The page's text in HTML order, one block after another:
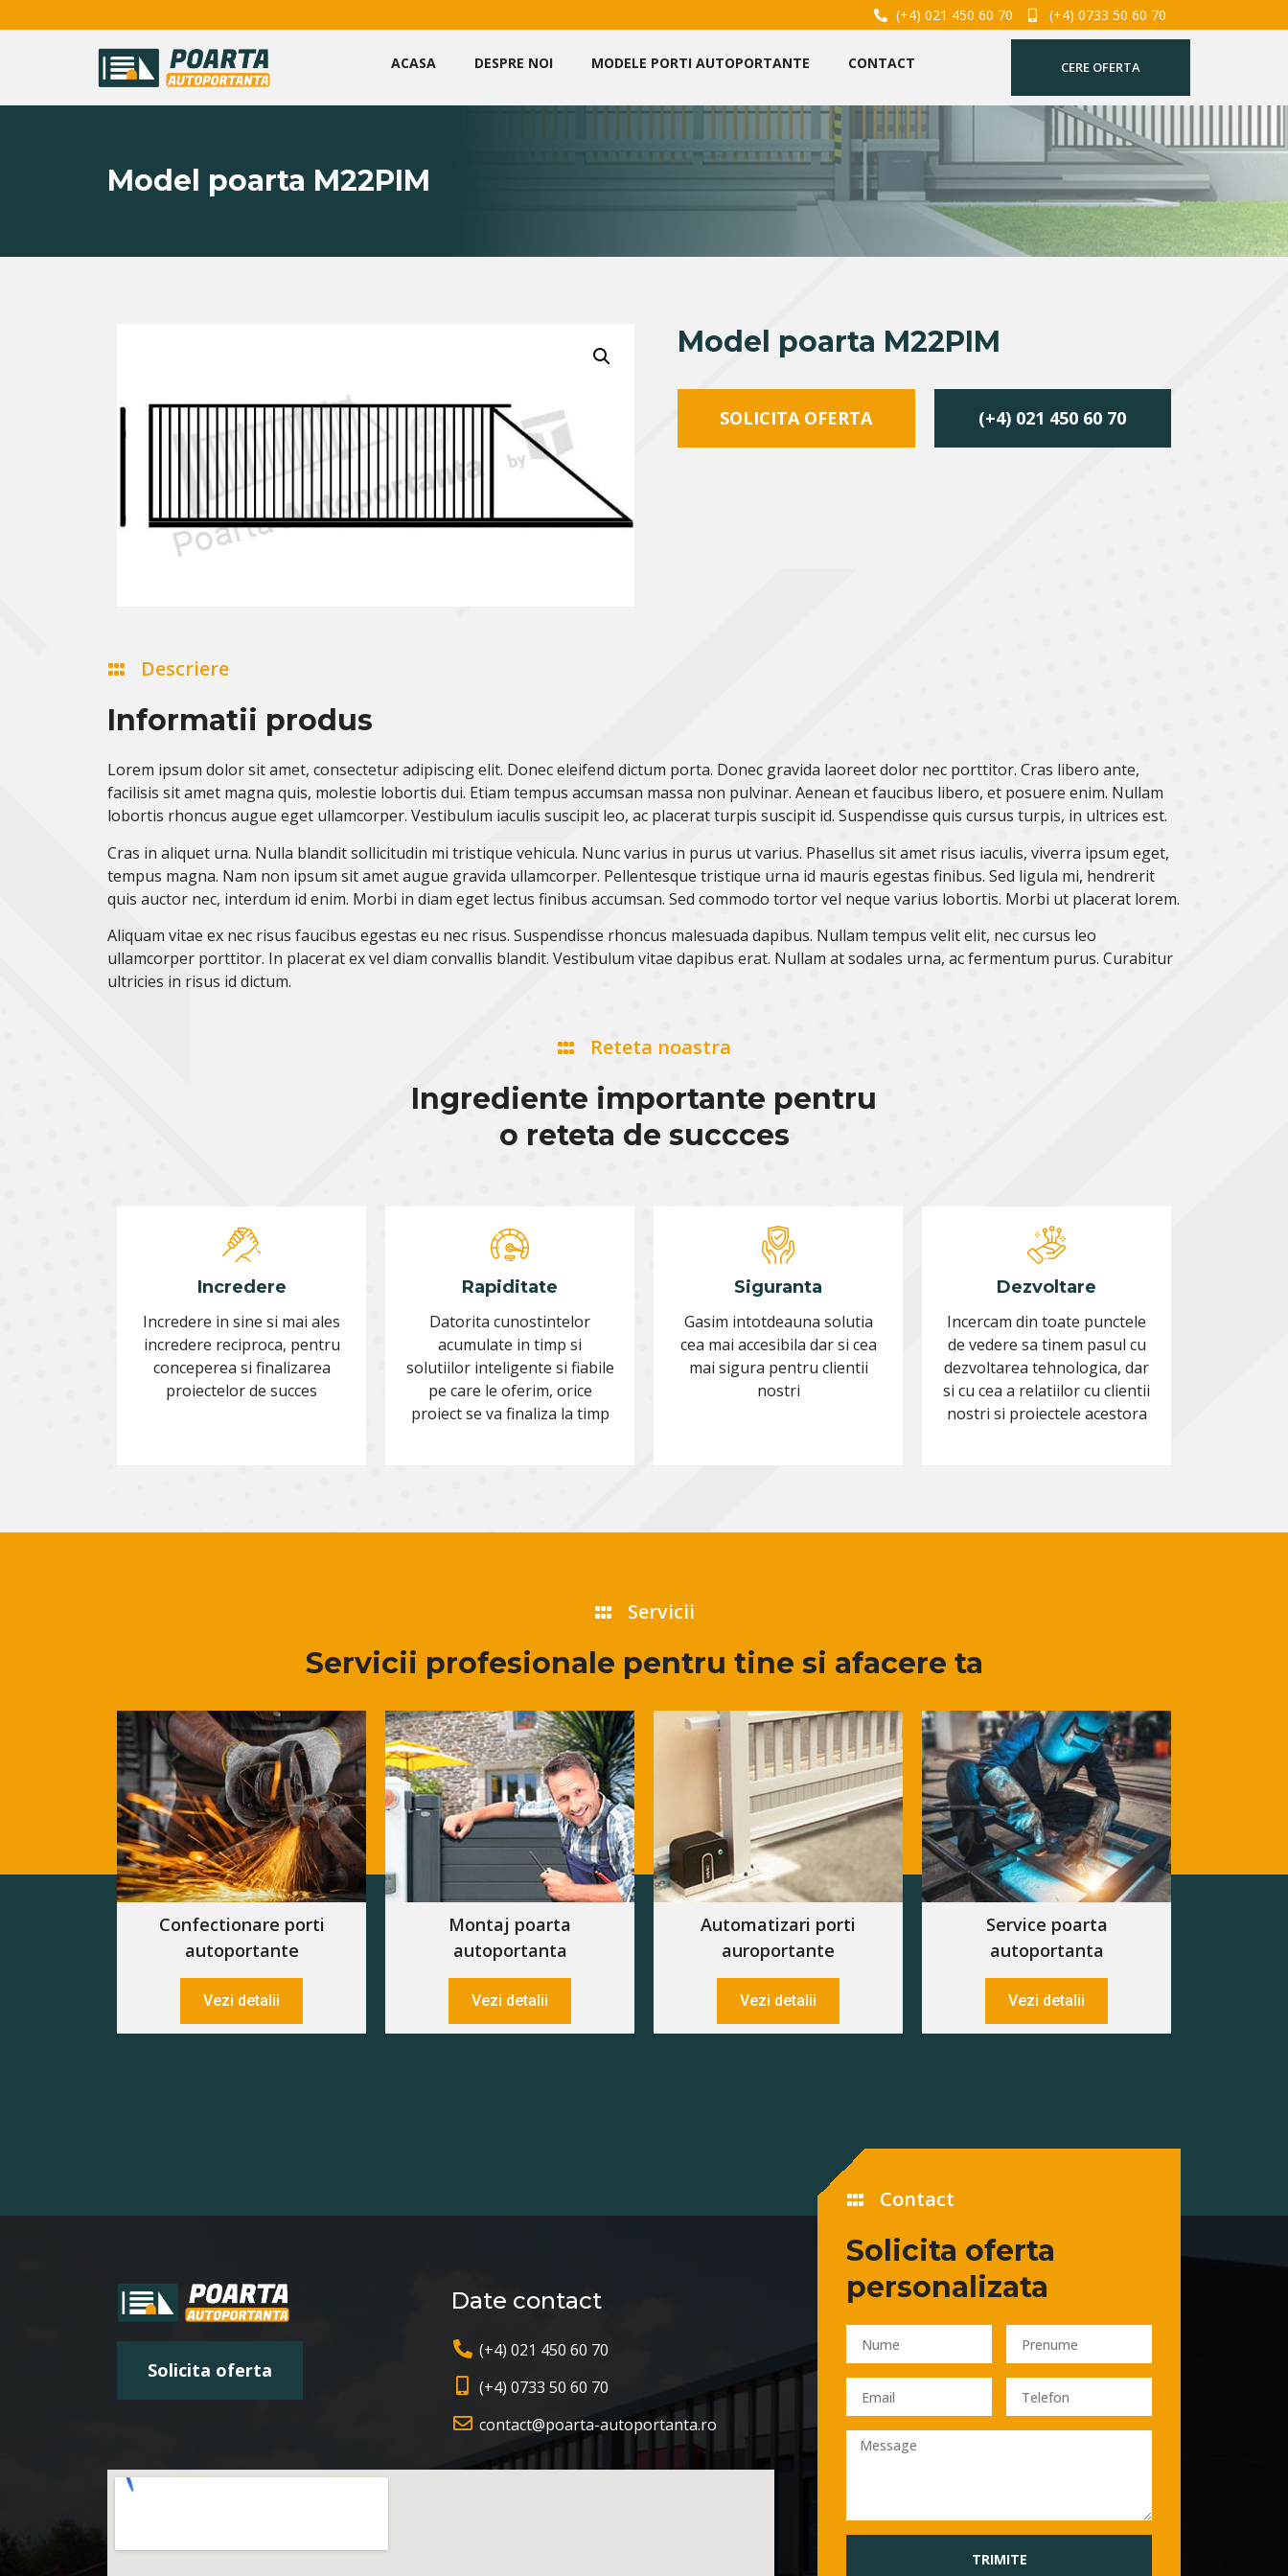
(+4) 021 450 60 70 (+4) 0733 50 60 70
ACASA DESPRE NOI MODELE PORTI AUTOPORTANTE CONTACT CERE OFERTA
Model poarta M22PIM
Model poarta M22PIM
SOLICITA OFERTA (+4) 021 450 60 70
Descriere
Informatii produs
Lorem ipsum dolor sit amet, consectetur adipiscing elit. Donec eleifend dictum porta. Donec gravida laoreet dolor nec porttitor. Cras libero ante,
facilisis sit amet magna quis, molestie lobortis dui. Etiam tempus accumsan massa non pulvinar. Aenean et faucibus libero, et posuere enim. Nullam
lobortis rhoncus augue eget ullamcorper. Vestibulum iaculis suscipit leo, ac placerat turpis suscipit id. Suspendisse quis cursus turpis, in ultrices est.
Cras in aliquet urna. Nulla blandit sollicitudin mi tristique vehicula. Nunc varius in purus ut varius. Phasellus sit amet risus iaculis, viverra ipsum eget,
tempus magna. Nam non ipsum sit amet augue gravida ullamcorper. Pellentesque tristique urna id mauris egestas finibus. Sed ligula mi, hendrerit
quis auctor nec, interdum id enim. Morbi in diam eget lectus finibus accumsan. Sed commodo tortor vel neque varius lobortis. Morbi ut placerat lorem.
Aliquam vitae ex nec risus faucibus egestas eu nec risus. Suspendisse rhoncus malesuada dapibus. Nullam tempus velit elit, nec cursus leo
ullamcorper porttitor. In placerat ex vel diam convallis blandit. Vestibulum vitae dapibus erat. Nullam at sodales urna, ac fermentum purus. Curabitur
ultricies in risus id dictum.
Reteta noastra
Ingrediente importante pentru
o reteta de succces
Incredere
Incredere in sine si mai ales
incredere reciproca, pentru
conceperea si finalizarea
proiectelor de succes
Rapiditate
Datorita cunostintelor
acumulate in timp si
solutiilor inteligente si fiabile
pe care le oferim, orice
proiect se va finaliza la timp
Siguranta
Gasim intotdeauna solutia
cea mai accesibila dar si cea
mai sigura pentru clientii
nostri
Dezvoltare
Incercam din toate punctele
de vedere sa tinem pasul cu
dezvoltarea tehnologica, dar
si cu cea a relatiilor cu clientii
nostri si proiectele acestora
Servicii
Servicii profesionale pentru tine si afacere ta
Confectionare porti
autoportante
Vezi detalii
Montaj poarta
autoportanta
Vezi detalii
Automatizari porti
auroportante
Vezi detalii
Service poarta
autoportanta
Vezi detalii
Solicita oferta
Date contact
(+4) 021 450 60 70
(+4) 0733 50 60 70
contact@poarta-autoportanta.ro
Contact
Solicita oferta
personalizata
TRIMITE